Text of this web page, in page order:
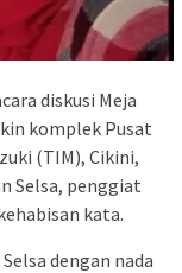
diskusi Meja
komplek Pusat
(TIM), Cikini,
Selsa, penggiat
kata.
dengan nada